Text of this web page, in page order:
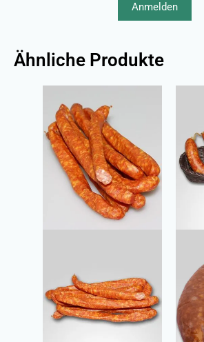
Anmelden
Ähnliche Produkte